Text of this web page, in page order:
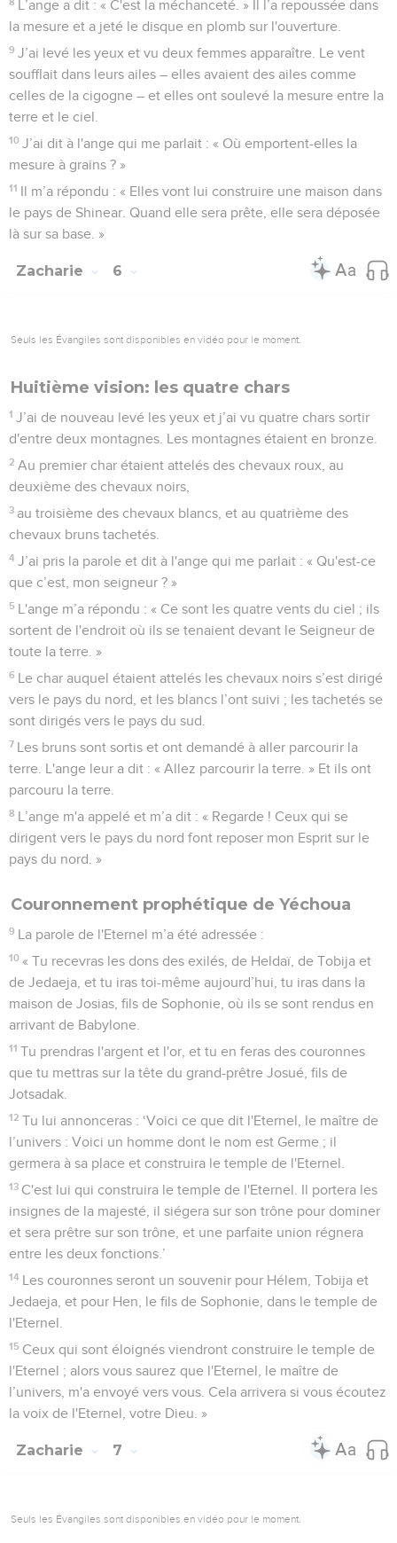
L’ange a dit : « C'est la méchanceté. » Il l’a repoussée dans
la mesure et a jeté le disque en plomb sur l'ouverture.
9 J’ai levé les yeux et vu deux femmes apparaître. Le vent
soufflait dans leurs ailes – elles avaient des ailes comme
celles de la cigogne – et elles ont soulevé la mesure entre la
terre et le ciel.
10 J’ai dit à l'ange qui me parlait : « Où emportent-elles la
mesure à grains ? »
11 Il m’a répondu : « Elles vont lui construire une maison dans
le pays de Shinear. Quand elle sera prête, elle sera déposée
là sur sa base. »
Zacharie 6
Seuls les Évangiles sont disponibles en vidéo pour le moment.
Huitième vision: les quatre chars
1 J’ai de nouveau levé les yeux et j’ai vu quatre chars sortir
d'entre deux montagnes. Les montagnes étaient en bronze.
2 Au premier char étaient attelés des chevaux roux, au
deuxième des chevaux noirs,
3 au troisième des chevaux blancs, et au quatrième des
chevaux bruns tachetés.
4 J’ai pris la parole et dit à l'ange qui me parlait : « Qu'est-ce
que c’est, mon seigneur ? »
5 L'ange m’a répondu : « Ce sont les quatre vents du ciel ; ils
sortent de l'endroit où ils se tenaient devant le Seigneur de
toute la terre. »
6 Le char auquel étaient attelés les chevaux noirs s’est dirigé
vers le pays du nord, et les blancs l’ont suivi ; les tachetés se
sont dirigés vers le pays du sud.
7 Les bruns sont sortis et ont demandé à aller parcourir la
terre. L'ange leur a dit : « Allez parcourir la terre. » Et ils ont
parcouru la terre.
8 L’ange m'a appelé et m’a dit : « Regarde ! Ceux qui se
dirigent vers le pays du nord font reposer mon Esprit sur le
pays du nord. »
Couronnement prophétique de Yéchoua
9 La parole de l'Eternel m’a été adressée :
10 « Tu recevras les dons des exilés, de Heldaï, de Tobija et
de Jedaeja, et tu iras toi-même aujourd’hui, tu iras dans la
maison de Josias, fils de Sophonie, où ils se sont rendus en
arrivant de Babylone.
11 Tu prendras l'argent et l'or, et tu en feras des couronnes
que tu mettras sur la tête du grand-prêtre Josué, fils de
Jotsadak.
12 Tu lui annonceras : ‘Voici ce que dit l'Eternel, le maître de
l’univers : Voici un homme dont le nom est Germe ; il
germera à sa place et construira le temple de l'Eternel.
13 C'est lui qui construira le temple de l'Eternel. Il portera les
insignes de la majesté, il siégera sur son trône pour dominer
et sera prêtre sur son trône, et une parfaite union régnera
entre les deux fonctions.’
14 Les couronnes seront un souvenir pour Hélem, Tobija et
Jedaeja, et pour Hen, le fils de Sophonie, dans le temple de
l'Eternel.
15 Ceux qui sont éloignés viendront construire le temple de
l'Eternel ; alors vous saurez que l'Eternel, le maître de
l’univers, m'a envoyé vers vous. Cela arrivera si vous écoutez
la voix de l'Eternel, votre Dieu. »
Zacharie 7
Seuls les Évangiles sont disponibles en vidéo pour le moment.